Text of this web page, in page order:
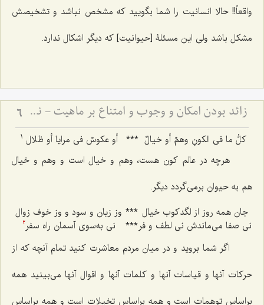
واقعاً!! حالا انسانیت را شما بگویید که مشخص نباشد و تشخیصش
مشکل باشد ولى این مسئلۀ [حیوانیت] که دیگر اشکال ندارد.
زائد بودن امکان و وجوب و امتناع بر ماهیت - نقد دیدگاه اتحاد جهات ثلاث با ماهیات 6
کلُّ ما فی الکونِ وهمٌ أو خیالٌ *** أو عکوسٌ فی مرایا أو ظلال 1
هرچه در عالم کون هست، وهم و خیال است و وهم و خیال
هم به حیوان برمى‌گردد دیگر.
جان همه روز از لگدکوب خیال *** وز زیان و سود و وز خوف زوال
نی صفا می‌ماندش نی لطف و فر*** نی به‌سوی آسمان راه سفر2
اگر شما بروید و در میان مردم معاشرت کنید تمام آنچه که از
حرکات آنها و قیاسات آنها و کلمات آنها و اقوال آنها می‌بینید همه
براساس توهمات است و همه براساس تخیلات است و همه براساس